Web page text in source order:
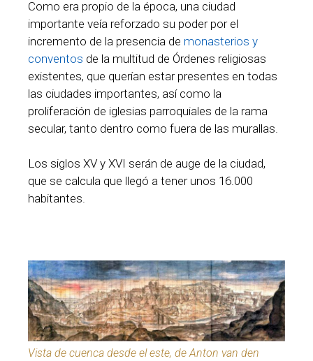
Como era propio de la época, una ciudad
importante veía reforzado su poder por el
incremento de la presencia de monasterios y
conventos de la multitud de Órdenes religiosas
existentes, que querían estar presentes en todas
las ciudades importantes, así como la
proliferación de iglesias parroquiales de la rama
secular, tanto dentro como fuera de las murallas.
Los siglos XV y XVI serán de auge de la ciudad,
que se calcula que llegó a tener unos 16.000
habitantes.
Vista de cuenca desde el este, de Anton van den